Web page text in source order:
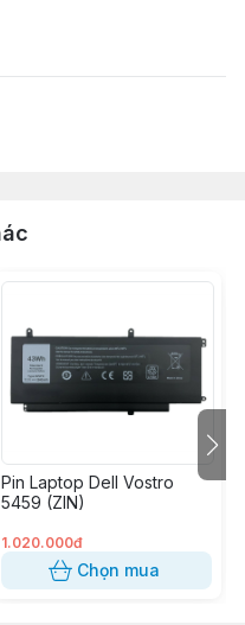
Pin Laptop Dell Vostro
5459 (ZIN)
1.020.000đ
Chọn mua